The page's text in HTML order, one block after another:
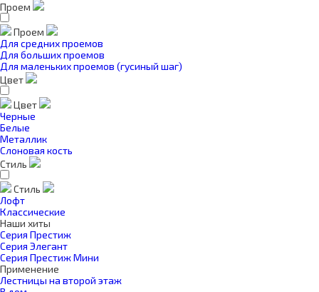
Проем
Проем
Для средних проемов
Для больших проемов
Для маленьких проемов (гусиный шаг)
Цвет
Цвет
Черные
Белые
Металлик
Слоновая кость
Стиль
Стиль
Лофт
Классические
Наши хиты
Серия Престиж
Серия Элегант
Серия Престиж Мини
Применение
Лестницы на второй этаж